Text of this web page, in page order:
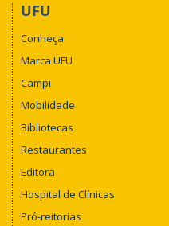
UFU
Conheça
Marca UFU
Campi
Mobilidade
Bibliotecas
Restaurantes
Editora
Hospital de Clínicas
Pró-reitorias